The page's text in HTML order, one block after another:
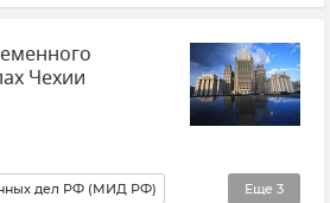
Историко-археологический музей-заповедник "Херсонес Таврический"
Чехии
Еще 3
дел РФ (МИД РФ)